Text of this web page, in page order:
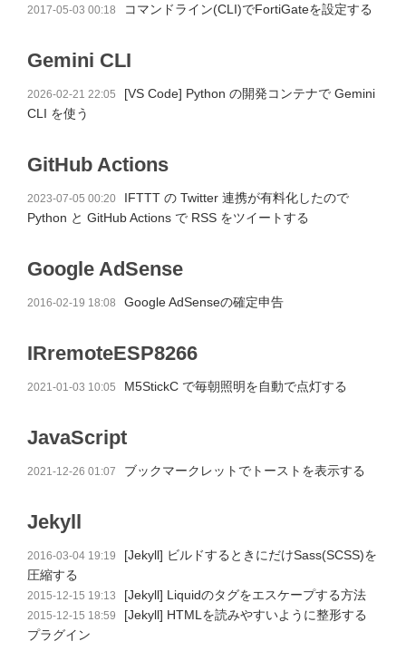
2017-05-03 00:18 コマンドライン(CLI)でFortiGateを設定する
Gemini CLI
2026-02-21 22:05
[VS Code] Python の開発コンテナで Gemini
CLI を使う
GitHub Actions
2023-07-05 00:20
IFTTT の Twitter 連携が有料化したので
Python と GitHub Actions で RSS をツイートする
Google AdSense
2016-02-19 18:08 Google AdSenseの確定申告
IRremoteESP8266
2021-01-03 10:05 M5StickC で毎朝照明を自動で点灯する
JavaScript
2021-12-26 01:07 ブックマークレットでトーストを表示する
Jekyll
2016-03-04 19:19
[Jekyll] ビルドするときにだけSass(SCSS)を
圧縮する
2015-12-15 19:13 [Jekyll] Liquidのタグをエスケープする方法
2015-12-15 18:59
[Jekyll] HTMLを読みやすいように整形する
プラグイン